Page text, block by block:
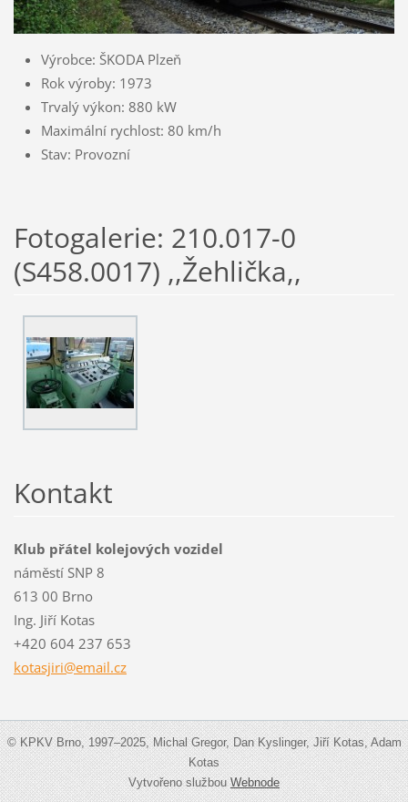
Výrobce: ŠKODA Plzeň
Rok výroby: 1973
Trvalý výkon: 880 kW
Maximální rychlost: 80 km/h
Stav: Provozní
Fotogalerie: 210.017-0
(S458.0017) ,,Žehlička,,
Kontakt
Klub přátel kolejových vozidel
náměstí SNP 8
613 00 Brno
Ing. Jiří Kotas
+420 604 237 653
kotasjiri@email.cz
© KPKV Brno, 1997–2025, Michal Gregor, Dan Kyslinger, Jiří Kotas, Adam
Kotas
Vytvořeno službouWebnode